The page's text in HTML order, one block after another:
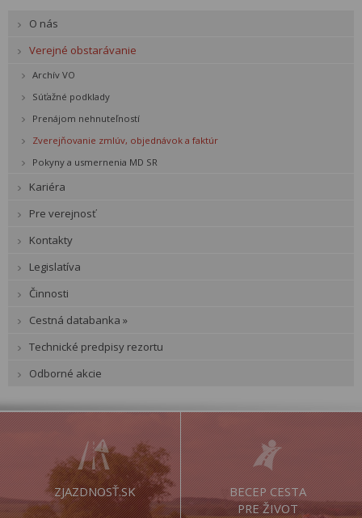
O nás
Verejné obstarávanie
Archív VO
Súťažné podklady
Prenájom nehnuteľností
Zverejňovanie zmlúv, objednávok a faktúr
Pokyny a usmernenia MD SR
Kariéra
Pre verejnosť
Kontakty
Legislatíva
Činnosti
Cestná databanka »
Technické predpisy rezortu
Odborné akcie
ZJAZDNOSŤ.SK
BECEP CESTA
PRE ŽIVOT